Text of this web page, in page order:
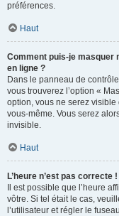
préférences.
Haut
Comment puis-je masquer
en ligne ?
Dans le panneau de
vous trouverez l’option «
option, vous ne serez
vous-même. Vous serez
invisible.
Haut
L’heure n’est pas correcte !
Il est possible que l’heure
vôtre. Si tel était le cas,
l’utilisateur et régler le